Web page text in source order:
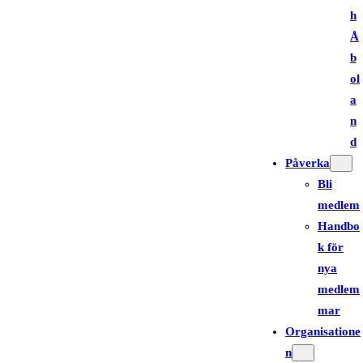
h
Å
b
ol
a
n
d
Påverka
Bli
medlem
Handbo
k för
nya
medlem
mar
Organisatione
n